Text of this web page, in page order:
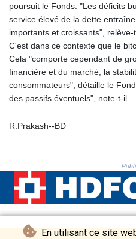
En utilisant ce site
poursuit le Fonds. "Les déficits
service élevé de la dette
importants et croissants", relève-
C'est dans ce contexte que le
Cela "comporte cependant de
financière et du marché, la
consommateurs", détaille le
des passifs éventuels", note-t-il.
R.Prakash--BD